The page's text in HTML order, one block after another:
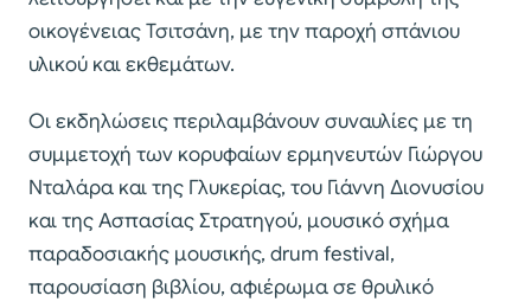
οικογένειας Τσιτσάνη, με την παροχή σπάνιου
υλικού και εκθεμάτων.
Οι εκδηλώσεις περιλαμβάνουν συναυλίες με τη
συμμετοχή των κορυφαίων ερμηνευτών Γιώργου
Νταλάρα και της Γλυκερίας, του Γιάννη Διονυσίου
και της Ασπασίας Στρατηγού, μουσικό σχήμα
παραδοσιακής μουσικής, drum festival,
παρουσίαση βιβλίου, αφιέρωμα σε θρυλικό